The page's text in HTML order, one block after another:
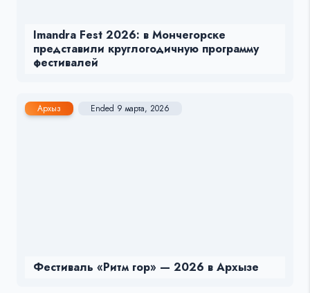
Imandra Fest 2026: в Мончегорске
представили круглогодичную программу
фестивалей
Архыз Ended 9 марта, 2026
Фестиваль «Ритм гор» — 2026 в Архызе